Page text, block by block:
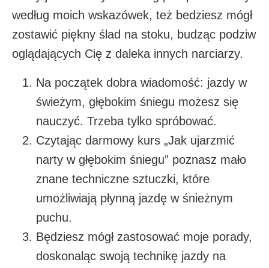
według moich wskazówek, też bedziesz mógł
zostawić piękny ślad na stoku, budząc podziw
oglądających Cię z daleka innych narciarzy.
Na początek dobra wiadomość: jazdy w
świeżym, głębokim śniegu możesz się
nauczyć. Trzeba tylko spróbować.
Czytając darmowy kurs „Jak ujarzmić
narty w głębokim śniegu” poznasz mało
znane techniczne sztuczki, które
umożliwiają płynną jazdę w śnieżnym
puchu.
Będziesz mógł zastosować moje porady,
doskonaląc swoją technikę jazdy na